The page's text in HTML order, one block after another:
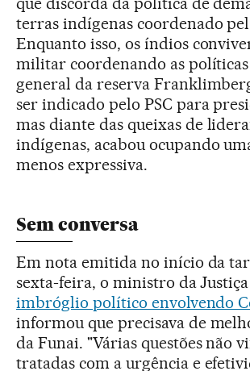
terras indígenas coordenado
Enquanto isso, os índios
militar coordenando as políticas
general da reserva
ser indicado pelo PSC para
mas diante das queixas de
indígenas, acabou ocupando
menos expressiva.
Sem conversa
Em nota emitida no início da
sexta-feira, o ministro da
imbróglio político envolvendo
informou que precisava de
da Funai. "Várias questões não
tratadas com a urgência e